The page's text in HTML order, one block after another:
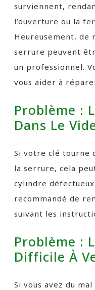
surviennent,
l’ouverture ou la
Heureusement, de
serrure peuvent
un professionnel.
vous aider à
Problème :
Dans Le
Si votre clé tourne
la serrure, cela
cylindre
recommandé de
suivant les
Problème :
Difficile À
Si vous avez du